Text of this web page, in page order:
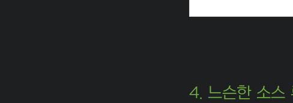
4. 느슨한 소